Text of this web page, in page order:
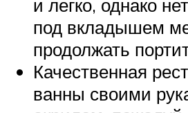
и легко, однако
под вкладышем
продолжать
Качественная
ванны своими